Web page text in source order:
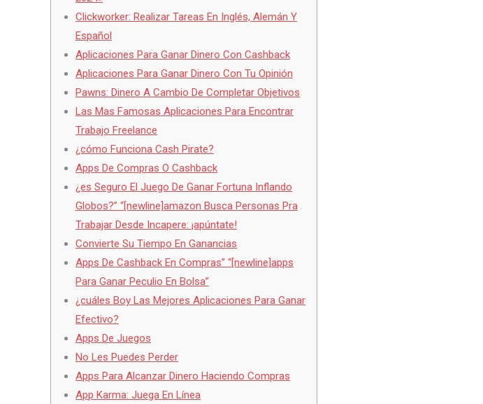
Clickworker: Realizar Tareas En Inglés, Alemán Y
Español
Aplicaciones Para Ganar Dinero Con Cashback
Aplicaciones Para Ganar Dinero Con Tu Opinión
Pawns: Dinero A Cambio De Completar Objetivos
Las Mas Famosas Aplicaciones Para Encontrar
Trabajo Freelance
¿cómo Funciona Cash Pirate?
Apps De Compras O Cashback
¿es Seguro El Juego De Ganar Fortuna Inflando
Globos?” “[newline]amazon Busca Personas Pra
Trabajar Desde Incapere: ¡apúntate!
Convierte Su Tiempo En Ganancias
Apps De Cashback En Compras” “[newline]apps
Para Ganar Peculio En Bolsa”
¿cuáles Boy Las Mejores Aplicaciones Para Ganar
Efectivo?
Apps De Juegos
No Les Puedes Perder
Apps Para Alcanzar Dinero Haciendo Compras
App Karma: Juega En Línea